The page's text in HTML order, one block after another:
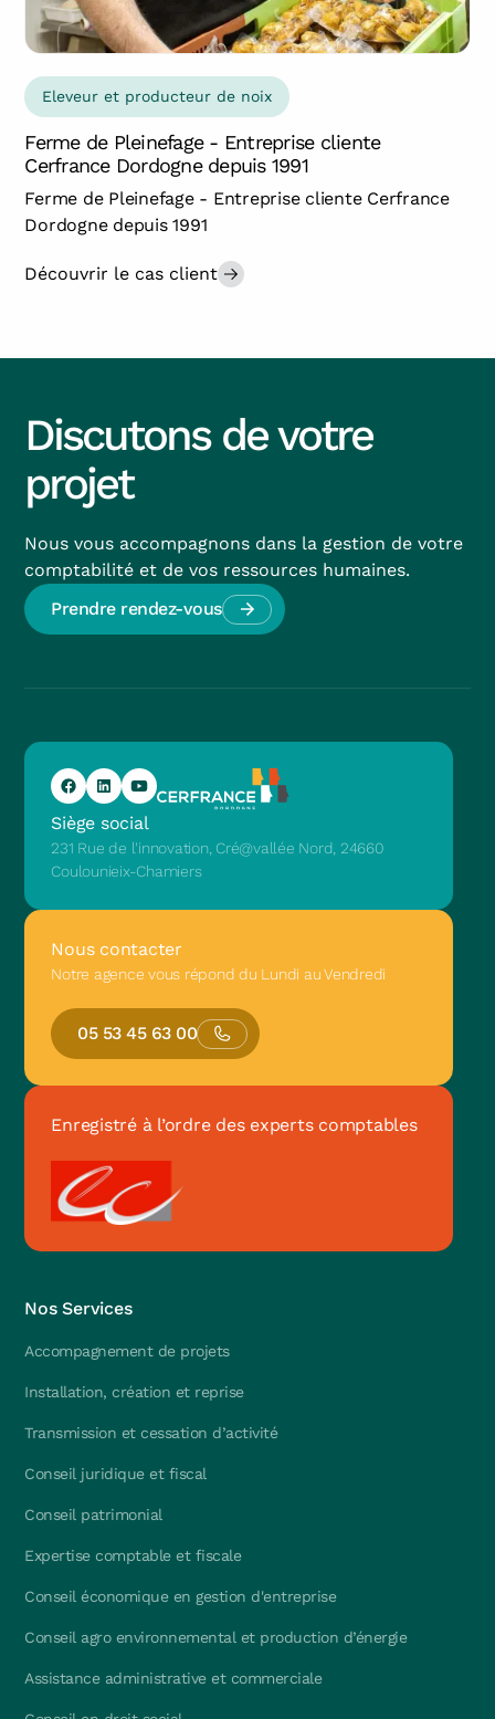
Eleveur et producteur de noix
Ferme de Pleinefage - Entreprise cliente
Cerfrance Dordogne depuis 1991
Ferme de Pleinefage - Entreprise cliente Cerfrance
Dordogne depuis 1991
Découvrir le cas client
Discutons de votre
projet
Nous vous accompagnons dans la gestion de votre
comptabilité et de vos ressources humaines.
Prendre rendez-vous
Siège social
231 Rue de l'innovation, Cré@vallée Nord, 24660
Coulounieix-Chamiers
Nous contacter
Notre agence vous répond du Lundi au Vendredi
05 53 45 63 00
Enregistré à l’ordre des experts comptables
Nos Services
Accompagnement de projets
Installation, création et reprise
Transmission et cessation d’activité
Conseil juridique et fiscal
Conseil patrimonial
Expertise comptable et fiscale
Conseil économique en gestion d'entreprise
Conseil agro environnemental et production d’énergie
Assistance administrative et commerciale